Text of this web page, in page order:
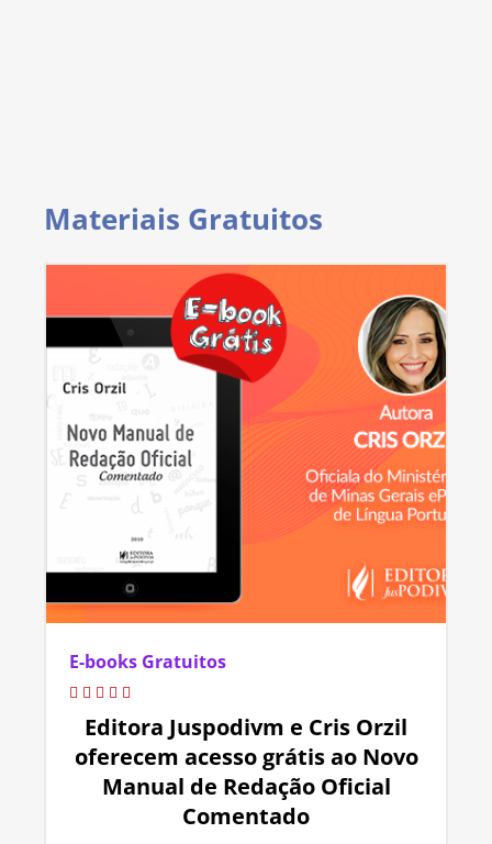
Materiais Gratuitos
E-books Gratuitos
Editora Juspodivm e Cris Orzil
oferecem acesso grátis ao Novo
Manual de Redação Oficial
Comentado